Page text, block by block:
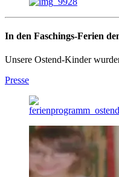
In den Faschings-Ferien
Unsere Ostend-Kinder
Presse